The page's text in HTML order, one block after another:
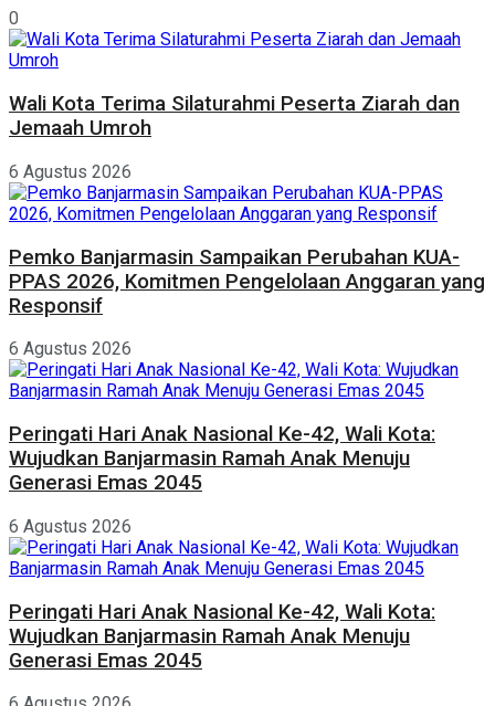
0
Wali Kota Terima Silaturahmi Peserta Ziarah dan
Jemaah Umroh
6 Agustus 2026
Pemko Banjarmasin Sampaikan Perubahan KUA-
PPAS 2026, Komitmen Pengelolaan Anggaran yang
Responsif
6 Agustus 2026
Peringati Hari Anak Nasional Ke-42, Wali Kota:
Wujudkan Banjarmasin Ramah Anak Menuju
Generasi Emas 2045
6 Agustus 2026
Peringati Hari Anak Nasional Ke-42, Wali Kota:
Wujudkan Banjarmasin Ramah Anak Menuju
Generasi Emas 2045